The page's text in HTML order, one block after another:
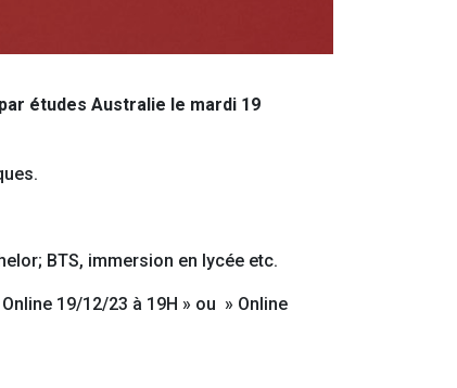
études Australie le mardi 19
BTS, immersion en lycée etc.
19/12/23 à 19H » ou » Online